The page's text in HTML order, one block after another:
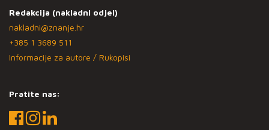
Redakcija (nakladni odjel)
nakladni@znanje.hr
+385 1 3689 511
Informacije za autore / Rukopisi
Pratite nas: